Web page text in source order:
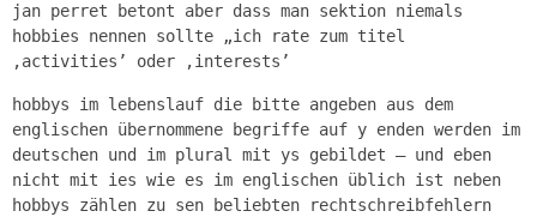
jan perret betont aber dass man sektion niemals
hobbies nennen sollte „ich rate zum titel
‚activities’ oder ‚interests’
hobbys im lebenslauf die bitte angeben aus dem
englischen übernommene begriffe auf y enden werden im
deutschen und im plural mit ys gebildet – und eben
nicht mit ies wie es im englischen üblich ist neben
hobbys zählen zu sen beliebten rechtschreibfehlern